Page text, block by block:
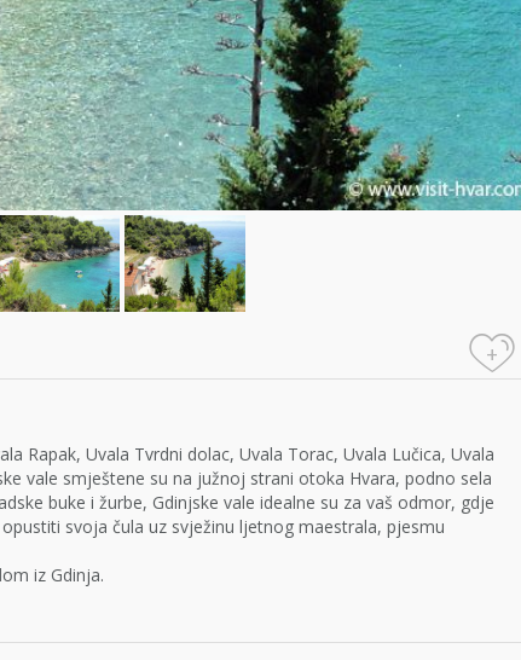
+
Rapak, Uvala Tvrdni dolac, Uvala Torac, Uvala Lučica, Uvala
vale smještene su na južnoj strani otoka Hvara, podno sela
buke i žurbe, Gdinjske vale idealne su za vaš odmor, gdje
svoja čula uz svježinu ljetnog maestrala, pjesmu
iz Gdinja.